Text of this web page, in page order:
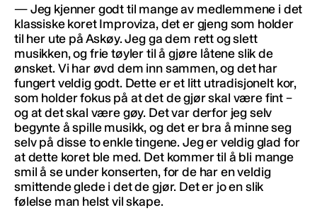
— Jeg kjenner godt til mange av medlemmene i det
klassiske koret Improviza, det er gjeng som holder
til her ute på Askøy. Jeg ga dem rett og slett
musikken, og frie tøyler til å gjøre låtene slik de
ønsket. Vi har øvd dem inn sammen, og det har
fungert veldig godt. Dette er et litt utradisjonelt kor,
som holder fokus på at det de gjør skal være fint –
og at det skal være gøy. Det var derfor jeg selv
begynte å spille musikk, og det er bra å minne seg
selv på disse to enkle tingene. Jeg er veldig glad for
at dette koret ble med. Det kommer til å bli mange
smil å se under konserten, for de har en veldig
smittende glede i det de gjør. Det er jo en slik
følelse man helst vil skape.